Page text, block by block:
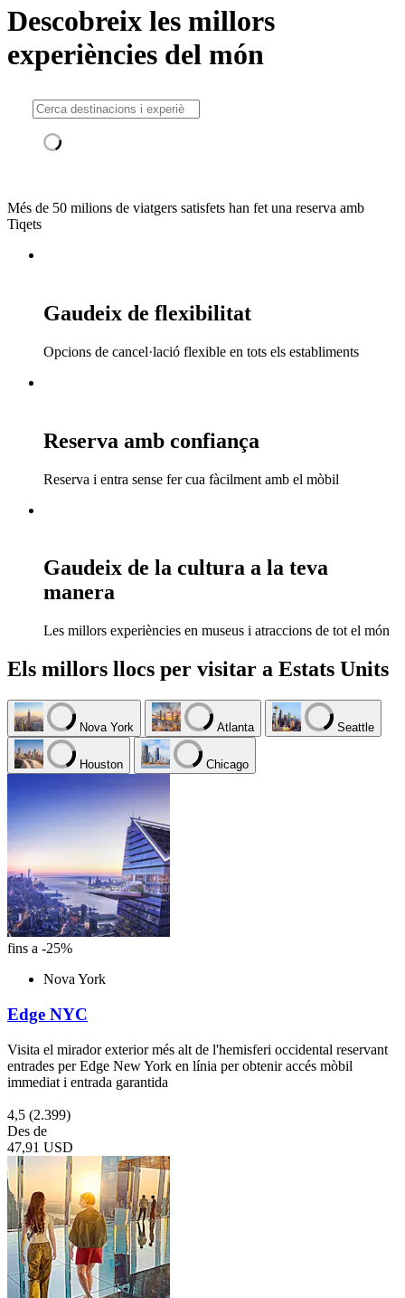
Descobreix les millors
experiències del món
Més de 50 milions de viatgers satisfets han fet una reserva amb
Tiqets
Gaudeix de flexibilitat
Opcions de cancel·lació flexible en tots els establiments
Reserva amb confiança
Reserva i entra sense fer cua fàcilment amb el mòbil
Gaudeix de la cultura a la teva
manera
Les millors experiències en museus i atraccions de tot el món
Els millors llocs per visitar a Estats Units
Nova York Atlanta Seattle
Houston Chicago
fins a -25%
Nova York
Edge NYC
Visita el mirador exterior més alt de l'hemisferi occidental reservant
entrades per Edge New York en línia per obtenir accés mòbil
immediat i entrada garantida
4,5 (2.399)
Des de
47,91 USD